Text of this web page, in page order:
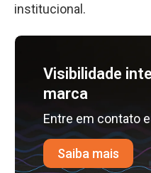
institucional.
Visibilidade
marca
Entre em contato
Saiba mais